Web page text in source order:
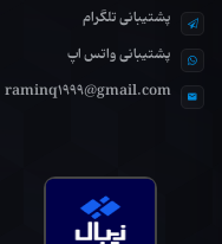
پشتیبانی تلگرام
پشتیبانی واتس اپ
raminq1999@gmail.com